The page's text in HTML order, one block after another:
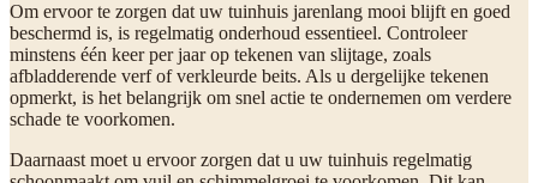
Om ervoor te zorgen dat uw tuinhuis jarenlang mooi blijft en goed
beschermd is, is regelmatig onderhoud essentieel. Controleer
minstens één keer per jaar op tekenen van slijtage, zoals
afbladderende verf of verkleurde beits. Als u dergelijke tekenen
opmerkt, is het belangrijk om snel actie te ondernemen om verdere
schade te voorkomen.
Daarnaast moet u ervoor zorgen dat u uw tuinhuis regelmatig